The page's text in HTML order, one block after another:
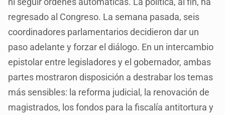
regresado al Congreso. La semana pasada, seis
coordinadores parlamentarios decidieron dar un
paso adelante y forzar el diálogo. En un intercambio
epistolar entre legisladores y el gobernador, ambas
partes mostraron disposición a destrabar los temas
más sensibles: la reforma judicial, la renovación de
magistrados, los fondos para la fiscalía antitortura y